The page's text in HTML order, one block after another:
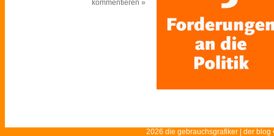
kommentieren »
2026 die gebrauchsgrafiker | der blog